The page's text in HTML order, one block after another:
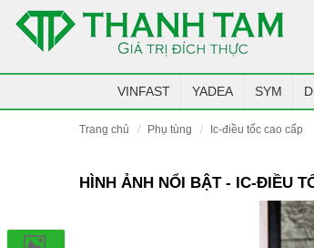
VINFAST YADEA SYM
trang chủ phụ tùng ic-điều tốc cao cấp
HÌNH ẢNH NỔI BẬT - IC-ĐIỀU